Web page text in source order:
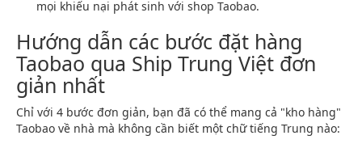
mọi khiếu nại phát sinh với shop Taobao.
Hướng dẫn các bước đặt hàng
Taobao qua Ship Trung Việt đơn
giản nhất
Chỉ với 4 bước đơn giản, bạn đã có thể mang cả "kho hàng"
Taobao về nhà mà không cần biết một chữ tiếng Trung nào: